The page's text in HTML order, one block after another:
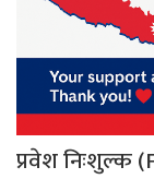
प्रवेश निःशुल्क